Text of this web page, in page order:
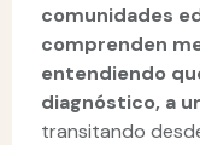
comunidades
comprenden
entendiendo
diagnóstico, a
transitando